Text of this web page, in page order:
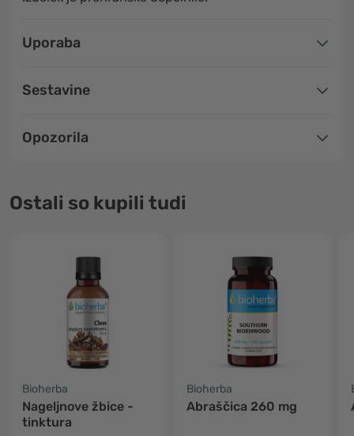
Uporaba
Sestavine
Opozorila
Ostali so kupili tudi
Bioherba
Nageljnove žbice -
tinktura
Bioherba
Abraščica 260 mg